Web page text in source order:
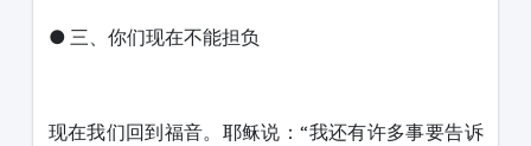
● 三、你们现在不能担负
现在我们回到福音。耶稣说：“我还有许多事要告诉